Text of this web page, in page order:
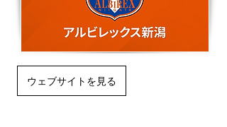
ウェブサイトを見る